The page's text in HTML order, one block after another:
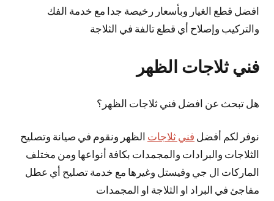
افضل قطع الغيار وبأسعار رخيصة جدا مع خدمة الفك
والتركيب وإصلاح أي قطع تالفة في الثلاجة
فني ثلاجات الظهر
هل تبحث عن افضل فني ثلاجات الظهر؟
نوفر لكم أفضل فني ثلاجات الظهر ونقوم في صيانة وتصليح
الثلاجات والبرادات والمجمدات بكافة أنواعها ومن مختلف
الماركات ال جي وفيستل وغيرها مع خدمة تصليح أي عطل
مفاجئ في البراد او الثلاجة او المجمدات